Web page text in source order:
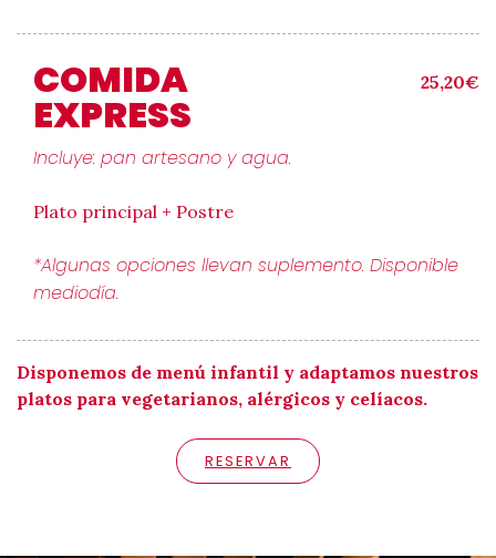
COMIDA
EXPRESS
Incluye: pan artesano y agua.
Plato principal + Postre
*Algunas opciones llevan suplemento. Disponible
mediodía.
25,20€
Disponemos de menú infantil y adaptamos nuestros
platos para vegetarianos, alérgicos y celíacos.
RESERVAR